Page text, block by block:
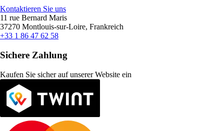
Kontaktieren Sie uns
11 rue Bernard Maris
37270 Montlouis-sur-Loire, Frankreich
+33 1 86 47 62 58
Sichere Zahlung
Kaufen Sie sicher auf unserer Website ein